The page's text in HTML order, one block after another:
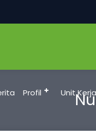
Profil Unit Kerja